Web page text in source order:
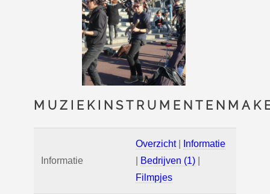
Informatie
Overzicht|
Informatie
Bedrijven (1)
Filmpjes